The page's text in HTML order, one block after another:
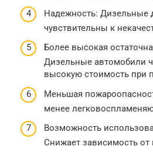
Надежность: Дизельные
чувствительны к
Более высокая
Дизельные автомобили
высокую стоимость при
Меньшая
менее
Возможность
Снижает зависимость от